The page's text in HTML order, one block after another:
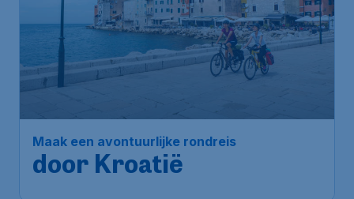
Maak een avontuurlijke rondreis
door Kroatië